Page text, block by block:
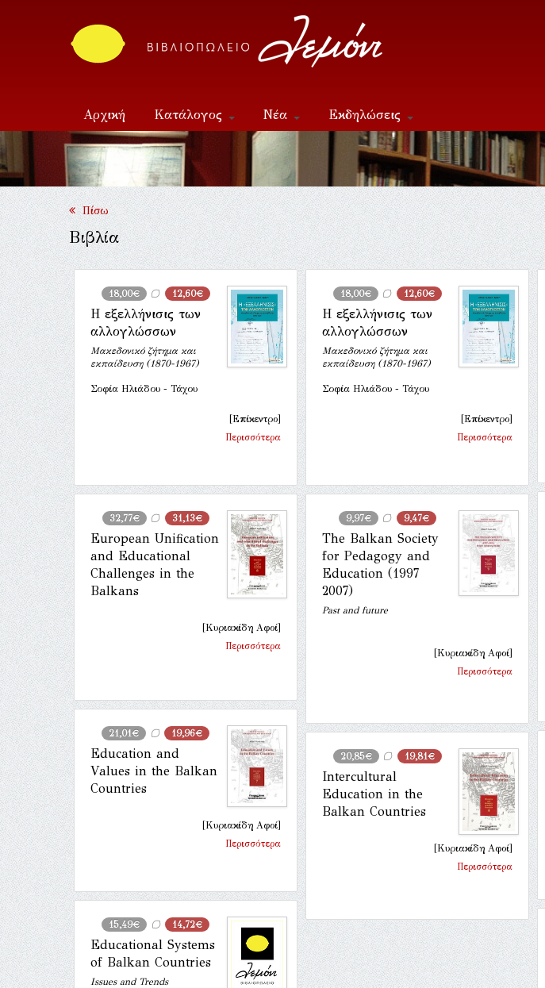
Αρχική Κατάλογος Νέα Εκδηλώσεις
Επικοινωνία
Πίσω
Βιβλία
18,00€ 12,60€
Η εξελλήνισις των
αλλογλώσσων
Μακεδονικό ζήτημα και
εκπαίδευση (1870-1967)
Σοφία Ηλιάδου - Τάχου
[Επίκεντρο]
Περισσότερα
18,00€ 12,60€
Η εξελλήνισις των
αλλογλώσσων
Μακεδονικό ζήτημα και
εκπαίδευση (1870-1967)
Σοφία Ηλιάδου - Τάχου
[Επίκεντρο]
Περισσότερα
32,77€ 31,13€
European Unification
and Educational
Challenges in the
Balkans
[Κυριακίδη Αφοί]
Περισσότερα
9,97€ 9,47€
The Balkan Society
for Pedagogy and
Education (1997
2007)
Past and future
[Κυριακίδη Αφοί]
Περισσότερα
21,01€ 19,96€
Education and
Values in the Balkan
Countries
[Κυριακίδη Αφοί]
Περισσότερα
20,85€ 19,81€
Intercultural
Education in the
Balkan Countries
[Κυριακίδη Αφοί]
Περισσότερα
15,49€ 14,72€
Educational Systems
of Balkan Countries
Issues and Trends